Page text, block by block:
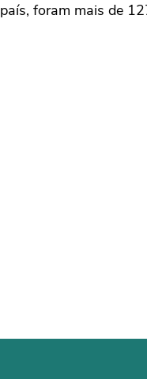
foram mais de